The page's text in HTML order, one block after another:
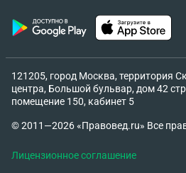
121205, город Москва, территория
центра, Большой бульвар, дом 42
помещение 150, кабинет 5
© 2011—2026 «Правовед.ru» Все
Лицензионное соглашение